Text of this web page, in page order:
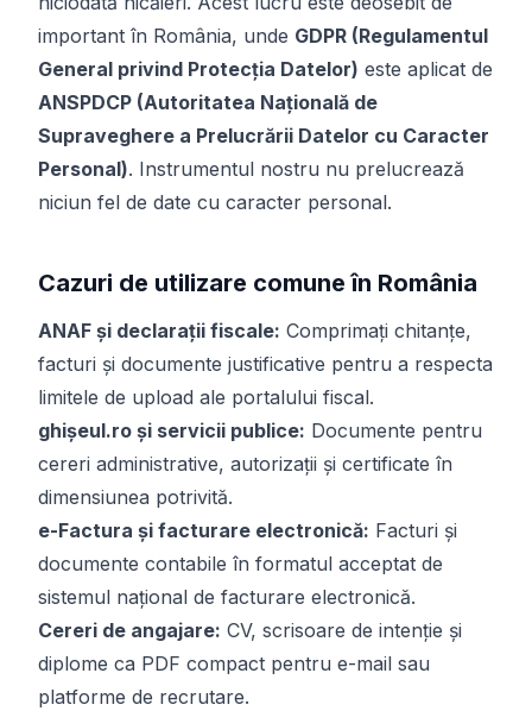
important în România, unde GDPR (Regulamentul
General privind Protecția Datelor) este aplicat de
ANSPDCP (Autoritatea Națională de
Supraveghere a Prelucrării Datelor cu Caracter
Personal). Instrumentul nostru nu prelucrează
niciun fel de date cu caracter personal.
Cazuri de utilizare comune în România
ANAF și declarații fiscale: Comprimați chitanțe,
facturi și documente justificative pentru a respecta
limitele de upload ale portalului fiscal.
ghișeul.ro și servicii publice: Documente pentru
cereri administrative, autorizații și certificate în
dimensiunea potrivită.
e-Factura și facturare electronică: Facturi și
documente contabile în formatul acceptat de
sistemul național de facturare electronică.
Cereri de angajare: CV, scrisoare de intenție și
diplome ca PDF compact pentru e-mail sau
platforme de recrutare.